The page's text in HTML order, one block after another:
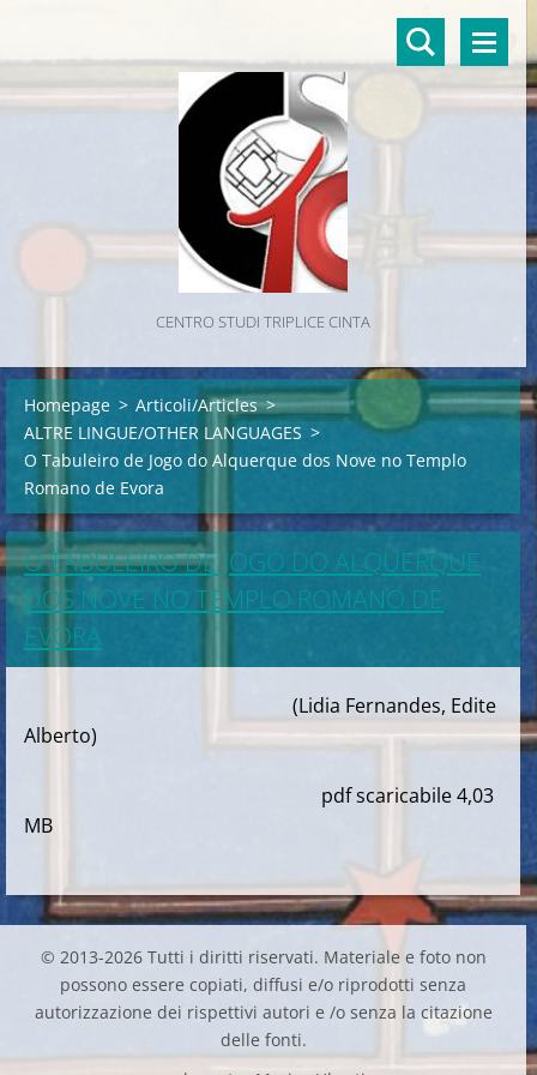
CENTRO STUDI TRIPLICE CINTA
Homepage > Articoli/Articles >
ALTRE LINGUE/OTHER LANGUAGES >
O Tabuleiro de Jogo do Alquerque dos Nove no Templo
Romano de Evora
O TABULEIRO DE JOGO DO ALQUERQUE
DOS NOVE NO TEMPLO ROMANO DE
EVORA
(Lidia Fernandes, Edite
Alberto)
pdf scaricabile 4,03
MB
© 2013-2026 Tutti i diritti riservati. Materiale e foto non
possono essere copiati, diffusi e/o riprodotti senza
autorizzazione dei rispettivi autori e /o senza la citazione
delle fonti.